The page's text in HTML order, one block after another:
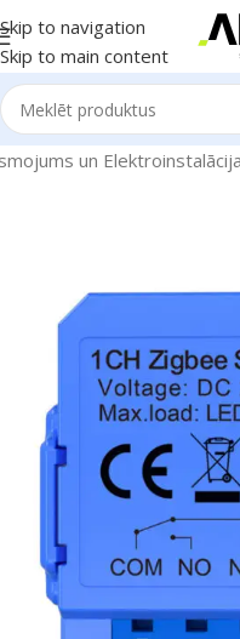
Skip to navigation
Skip to main content
un Elektroinstalācija